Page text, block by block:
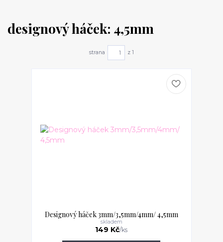
designový háček: 4,5mm
strana z 1
Designový háček 3mm/3,5mm/4mm/ 4,5mm
149 Kč/ks
skladem